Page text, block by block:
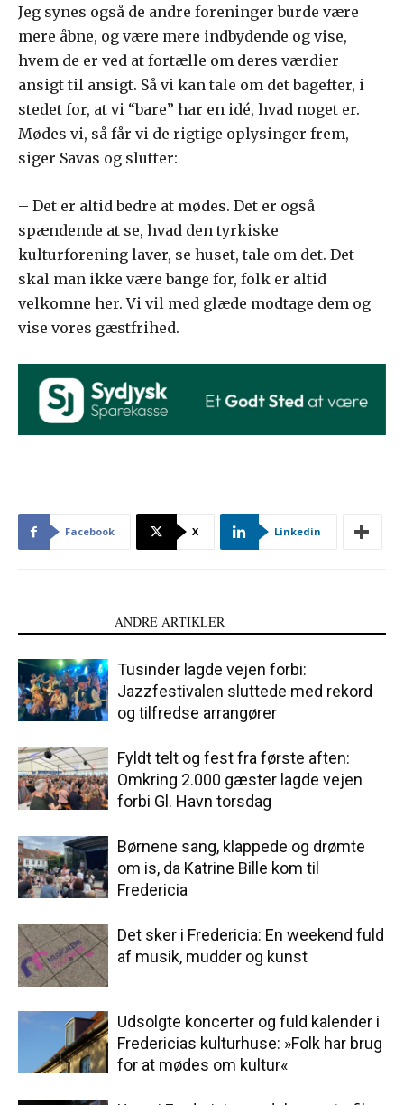
Jeg synes også de andre foreninger burde være
mere åbne, og være mere indbydende og vise,
hvem de er ved at fortælle om deres værdier
ansigt til ansigt. Så vi kan tale om det bagefter, i
stedet for, at vi “bare” har en idé, hvad noget er.
Mødes vi, så får vi de rigtige oplysinger frem,
siger Savas og slutter:
– Det er altid bedre at mødes. Det er også
spændende at se, hvad den tyrkiske
kulturforening laver, se huset, tale om det. Det
skal man ikke være bange for, folk er altid
velkomne her. Vi vil med glæde modtage dem og
vise vores gæstfrihed.
Facebook X Linkedin
ANDRE ARTIKLER
Tusinder lagde vejen forbi:
Jazzfestivalen sluttede med rekord
og tilfredse arrangører
Fyldt telt og fest fra første aften:
Omkring 2.000 gæster lagde vejen
forbi Gl. Havn torsdag
Børnene sang, klappede og drømte
om is, da Katrine Bille kom til
Fredericia
Det sker i Fredericia: En weekend fuld
af musik, mudder og kunst
Udsolgte koncerter og fuld kalender i
Fredericias kulturhuse: »Folk har brug
for at mødes om kultur«